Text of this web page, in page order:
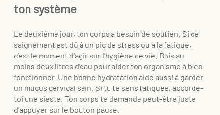
ton système
Le deuxième jour, ton corps a besoin de soutien. Si ce
saignement est dû à un pic de stress ou à la fatigue,
c’est le moment d’agir sur l’hygiène de vie. Bois au
moins deux litres d’eau pour aider ton organisme à bien
fonctionner. Une bonne hydratation aide aussi à garder
un mucus cervical sain. Si tu te sens fatiguée, accorde-
toi une sieste. Ton corps te demande peut-être juste
d’appuyer sur le bouton pause.